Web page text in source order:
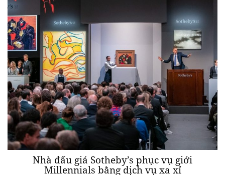
Nhà đấu giá Sotheby’s phục vụ giới
Millennials bằng dịch vụ xa xỉ